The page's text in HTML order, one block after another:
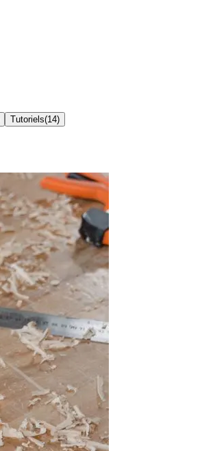
Tutoriels(14)